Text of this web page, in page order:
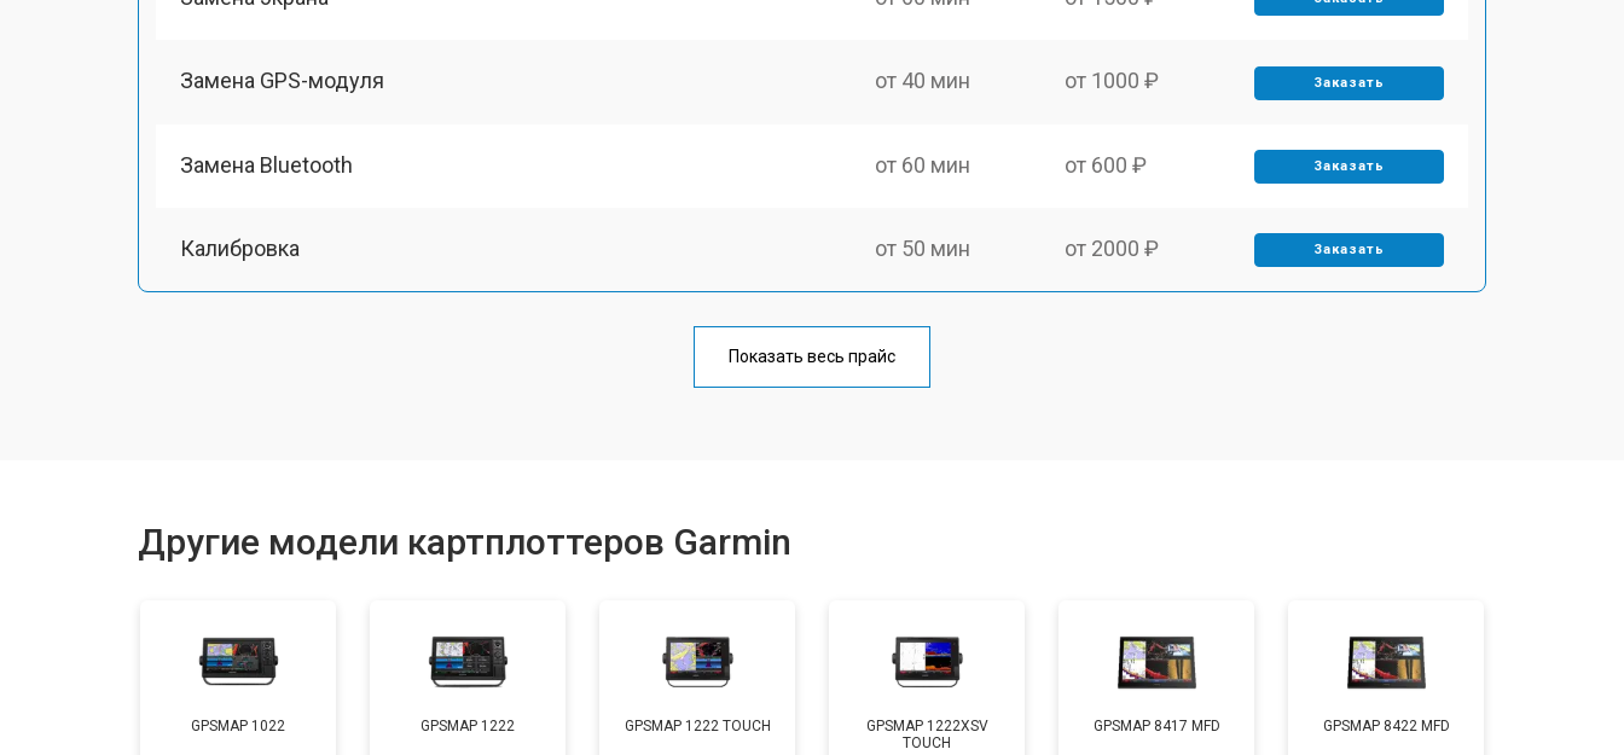
Замена GPS-модуля от 40 мин от 1000 ₽ Заказать
Замена Bluetooth от 60 мин от 600 ₽ Заказать
Калибровка от 50 мин от 2000 ₽ Заказать
Показать весь прайс
Другие модели картплоттеров Garmin
GPSMAP 1022 GPSMAP 1222 GPSMAP 1222 TOUCH
GPSMAP 1222XSV
TOUCH
GPSMAP 8417 MFD GPSMAP 8422 MFD